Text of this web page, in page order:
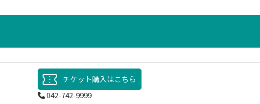
チケット購入はこちら
042-742-9999